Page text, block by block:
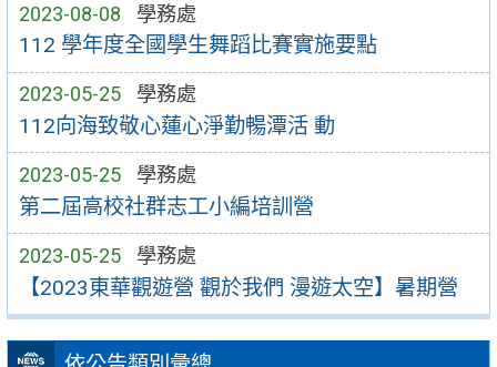
2023-08-08 學務處
112 學年度全國學生舞蹈比賽實施要點
2023-05-25 學務處
112向海致敬心蓮心淨勤暢潭活 動
2023-05-25 學務處
第二屆高校社群志工小編培訓營
2023-05-25 學務處
【2023東華觀遊營 觀於我們 漫遊太空】暑期營